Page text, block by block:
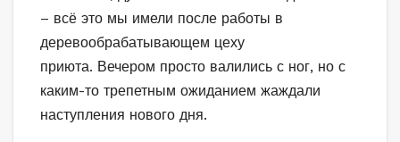
– всё это мы имели после работы в
деревообрабатывающем цеху
приюта. Вечером просто валились с ног, но с
каким-то трепетным ожиданием жаждали
наступления нового дня.